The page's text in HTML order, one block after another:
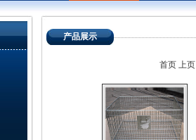
产品展示
首页 上页